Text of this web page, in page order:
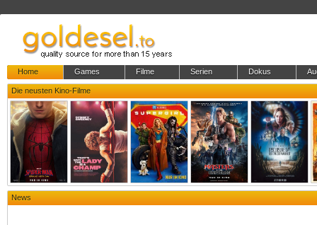
Home Games Filme Serien Dokus
Die neusten Kino-Filme
News